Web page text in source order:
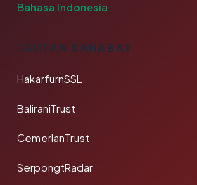
Bahasa Indonesia
TAUTAN SAHABAT
HakarfurnSSL
BaliraniTrust
CemerlanTrust
SerpongtRadar